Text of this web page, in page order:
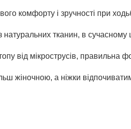
комфорту і зручності при
натуральних тканин, в сучасному
від мікрострусів, правильна
жіночною, а ніжки